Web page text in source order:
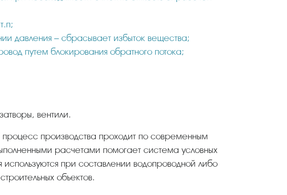
давления – сбрасывает избыток вещества;
путем блокирования обратного потока;
вентили.
расчетами помогает система условных
при составлении водопроводной либо
объектов.